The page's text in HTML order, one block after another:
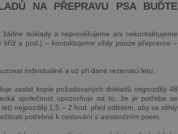
NA PŘEPRAVU PSA BUĎTE
doklady a neprověřujeme ani nekontaktujeme
kříž a pod.) – kontaktujeme vždy pouze přepravce –
individuálně a už při dané rezervaci letu.
zaslat kopie požadovaných dokladů nejpozději 48
společnost upozorňuje na to, že je potřeba se
nejpozději 1,5 – 2 hod. před odletem, aby se stihly
potřebné k cestování s asistenčním psem.